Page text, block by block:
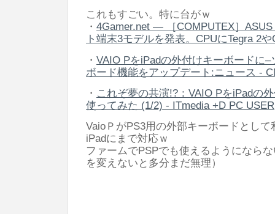
これもすごい。特に台がｗ
・ 4Gamer.net ― ［COMPUTEX］
ト端末3モデルを発表。CPUにTegra 2
・ VAIO PをiPadの外付けキーボードに
ボード機能をアップデート:ニュース -
・ これぞ夢の共演!?：VAIO PをiPadの
使ってみた (1/2) - ITmedia +D PC USER
VaioＰがPS3用の外部キーボードとし
iPadにまで対応ｗ
ファームでPSPでも使えるようになら
を変えないと多分まだ無理）